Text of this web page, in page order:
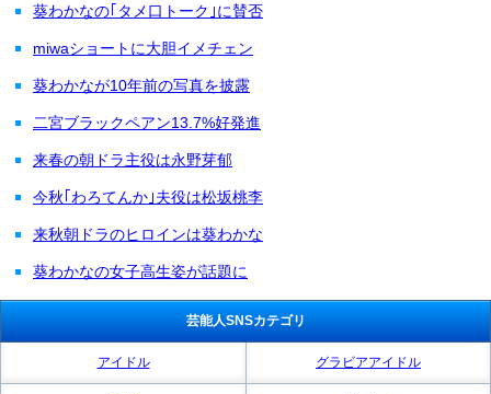
葵わかなの｢タメ口トーク｣に賛否
miwaショートに大胆イメチェン
葵わかなが10年前の写真を披露
二宮ブラックペアン13.7%好発進
来春の朝ドラ主役は永野芽郁
今秋｢わろてんか｣夫役は松坂桃李
来秋朝ドラのヒロインは葵わかな
葵わかなの女子高生姿が話題に
芸能人SNSカテゴリ
アイドル グラビアアイドル